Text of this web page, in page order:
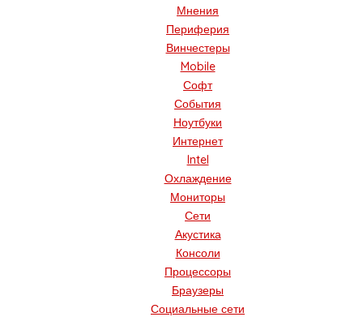
Мнения
Периферия
Винчестеры
Mobile
Софт
События
Ноутбуки
Интернет
Intel
Охлаждение
Мониторы
Сети
Акустика
Консоли
Процессоры
Браузеры
Социальные сети